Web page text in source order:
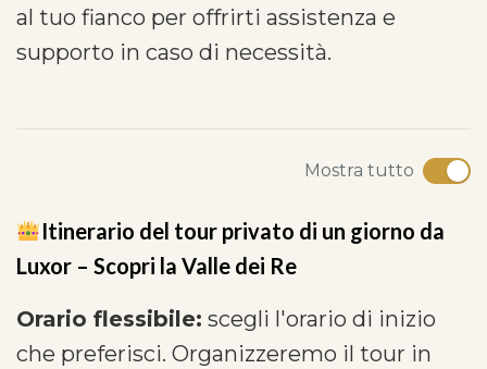
al tuo fianco per offrirti assistenza e
supporto in caso di necessità.
Mostra tutto
Itinerario del tour privato di un giorno da
Luxor – Scopri la Valle dei Re
Orario flessibile: scegli l'orario di inizio
che preferisci. Organizzeremo il tour in